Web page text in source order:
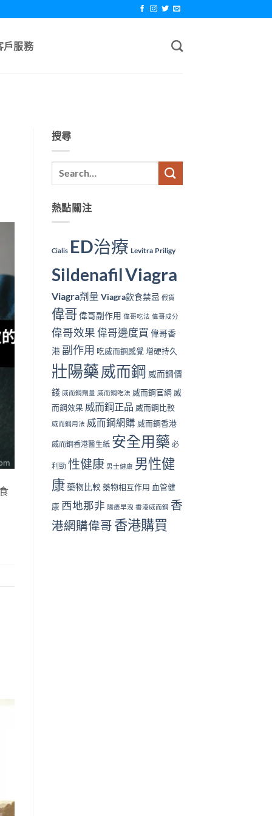
戶服務
搜尋
熱點關注
Cialis ED治療 Levitra Priligy
SildenafilViagra
Viagra劑量 Viagra飲食禁忌 假貨
偉哥 偉哥副作用 偉哥吃法 偉哥成分
偉哥效果偉哥邊度買 偉哥香
港 副作用 吃威而鋼感覺 增硬持久
壯陽藥 威而鋼 威而鋼價
錢 威而鋼劑量 威而鋼吃法 威而鋼官網 威
而鋼效果 威而鋼正品 威而鋼比較
威而鋼用法 威而鋼網購 威而鋼香港
威而鋼香港醫生紙 安全用藥 必
利勁 性健康 男士健康 男性健
康 藥物比較 藥物相互作用 血管健
康 西地那非 陽痿早洩 香港威而鋼 香
港網購偉哥 香港購買